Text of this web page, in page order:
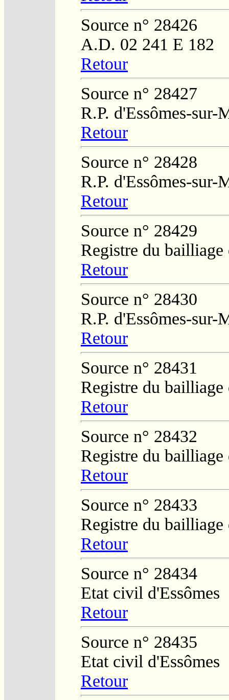
Source n° 28426
A.D. 02 241 E 182
Retour
Source n° 28427
R.P. d'Essômes-sur-
Retour
Source n° 28428
R.P. d'Essômes-sur-
Retour
Source n° 28429
Registre du
Retour
Source n° 28430
R.P. d'Essômes-sur-
Retour
Source n° 28431
Registre du
Retour
Source n° 28432
Registre du bailliage
Retour
Source n° 28433
Registre du bailliage
Retour
Source n° 28434
Etat civil d'Essômes
Retour
Source n° 28435
Etat civil d'Essômes
Retour